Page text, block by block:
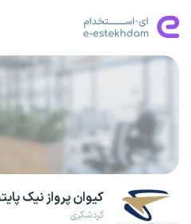
کیوان پرواز نیک
گردشگری